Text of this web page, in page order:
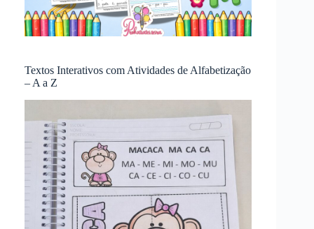
Textos Interativos com Atividades de Alfabetização
– A a Z